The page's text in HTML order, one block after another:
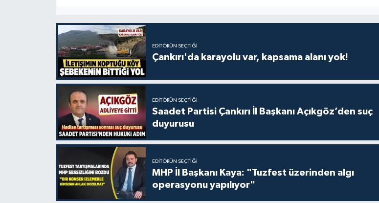
EDITÖRÜN SEÇTIĞI
Çankırı'da karayolu var, kapsama alanı yok!
EDITÖRÜN SEÇTIĞI
Saadet Partisi Çankırı İl Başkanı Açıkgöz’den suç
duyurusu
EDITÖRÜN SEÇTIĞI
MHP İl Başkanı Kaya: "Tuzfest üzerinden algı
operasyonu yapılıyor"